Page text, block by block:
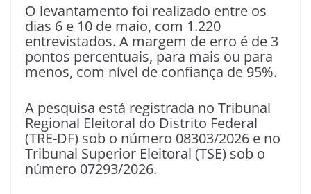
O levantamento foi realizado entre os
dias 6 e 10 de maio, com 1.220
entrevistados. A margem de erro é de 3
pontos percentuais, para mais ou para
menos, com nível de confiança de 95%.
A pesquisa está registrada no Tribunal
Regional Eleitoral do Distrito Federal
(TRE-DF) sob o número 08303/2026 e no
Tribunal Superior Eleitoral (TSE) sob o
número 07293/2026.